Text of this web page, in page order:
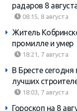
радаров 8
08:15, 8 августа
Житель
промилле и умер
18:21, 7 августа
В Бресте
лучших
18:03, 7 августа
Гороскоп на 8